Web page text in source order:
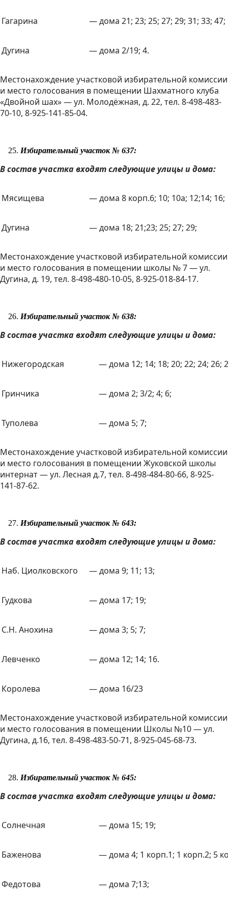
Гагарина — дома 21; 23; 25; 27; 29; 31; 33; 47;
Дугина — дома 2/19; 4.
Местонахождение участковой избирательной комиссии
и место голосования в помещении Шахматного клуба
«Двойной шах» — ул. Молодёжная, д. 22, тел. 8-498-483-
70-10, 8-925-141-85-04.
Избирательный участок № 637:
В состав участка входят следующие улицы и дома:
Мясищева — дома 8 корп.6; 10; 10а; 12;14; 16;
Дугина — дома 18; 21;23; 25; 27; 29;
Местонахождение участковой избирательной комиссии
и место голосования в помещении школы № 7 — ул.
Дугина, д. 19, тел. 8-498-480-10-05, 8-925-018-84-17.
Избирательный участок № 638:
В состав участка входят следующие улицы и дома:
Нижегородская — дома 12; 14; 18; 20; 22; 24; 26;
Гринчика — дома 2; 3/2; 4; 6;
Туполева — дома 5; 7;
Местонахождение участковой избирательной комиссии
и место голосования в помещении Жуковской школы
интернат — ул. Лесная д.7, тел. 8-498-484-80-66, 8-925-
141-87-62.
Избирательный участок № 643:
В состав участка входят следующие улицы и дома:
Наб. Циолковского — дома 9; 11; 13;
Гудкова — дома 17; 19;
С.Н. Анохина — дома 3; 5; 7;
Левченко — дома 12; 14; 16.
Королева — дома 16/23
Местонахождение участковой избирательной комиссии
и место голосования в помещении Школы №10 — ул.
Дугина, д.16, тел. 8-498-483-50-71, 8-925-045-68-73.
Избирательный участок № 645:
В состав участка входят следующие улицы и дома:
Солнечная — дома 15; 19;
Баженова — дома 4; 1 корп.1; 1 корп.2; 5
Федотова — дома 7;13;